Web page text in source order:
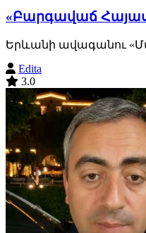
«Բարգավաճ
Երևանի ավագանու
Edita
3.0